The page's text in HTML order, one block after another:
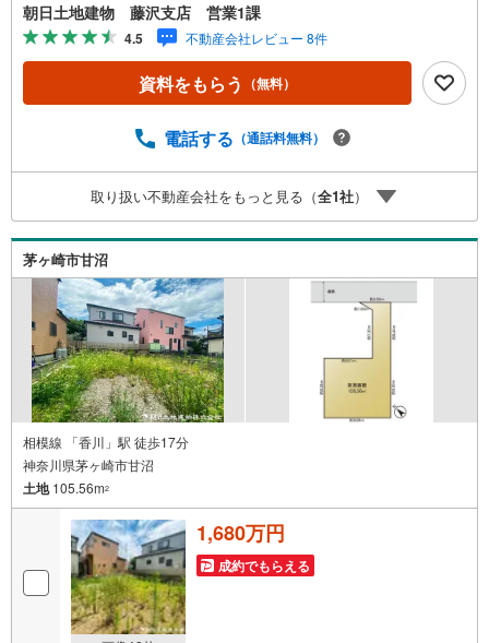
朝日土地建物 藤沢支店 営業1課
4.5 不動産会社レビュー 8件
資料をもらう （無料）
電話する （通話料無料）
取り扱い不動産会社をもっと見る（全1社）
茅ヶ崎市甘沼
相模線 「香川」駅 徒歩17分
神奈川県茅ヶ崎市甘沼
土地105.56m2
1,680万円
成約でもらえる